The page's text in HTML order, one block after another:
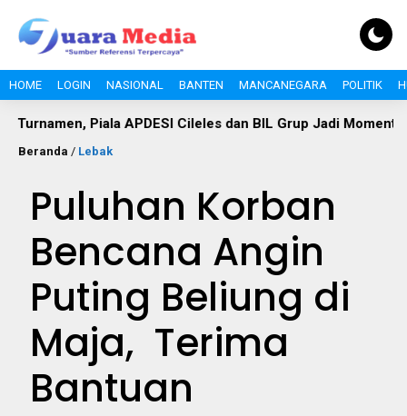
HOME LOGIN NASIONAL BANTEN MANCANEGARA POLITIK
Piala APDESI Cileles dan BIL Grup Jadi Momentum
Beranda / Lebak
Puluhan Korban
Bencana Angin
Puting Beliung di
Maja, Terima
Bantuan